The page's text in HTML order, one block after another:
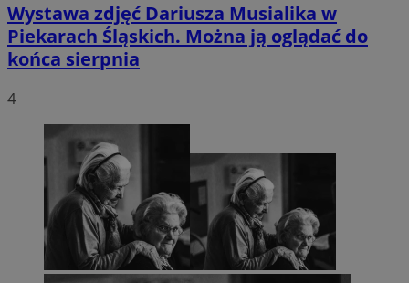
Wystawa zdjęć Dariusza Musialika w
Piekarach Śląskich. Można ją oglądać do
końca sierpnia
4